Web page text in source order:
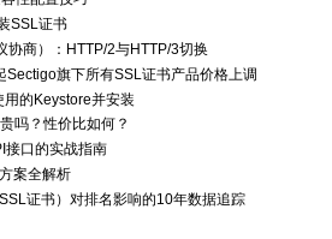
SSL证书
商）：HTTP/2与HTTP/3切换
Sectigo旗下所有SSL证书产品价格上调
的Keystore并安装
吗？性价比如何？
接口的实战指南
案全解析
证书）对排名影响的10年数据追踪